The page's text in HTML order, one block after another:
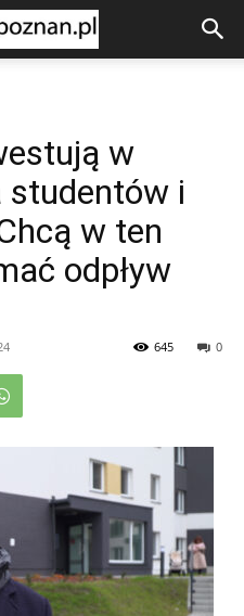
w
studentów i
w ten
odpływ
0
645